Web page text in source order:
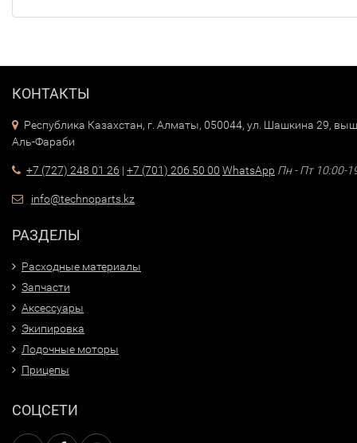
КОНТАКТЫ
Республика Казахстан, г. Алматы, 050044, ул. Шашкина 29,
Аль-Фараби
+7 (727) 248 01 26 | +7 (701) 206 50 00 WhatsApp Пн - Пт 10:00-
info@technoparts.kz
РАЗДЕЛЫ
Расходные материалы
Запчасти
Аксессуары
Экипировка
Лодочные моторы
Прицепы
СОЦСЕТИ